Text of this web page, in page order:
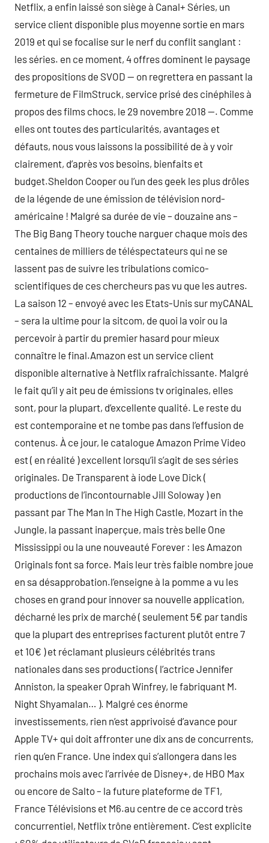
Netflix, a enfin laissé son siège à Canal+ Séries, un
service client disponible plus moyenne sortie en mars
2019 et qui se focalise sur le nerf du conflit sanglant :
les séries. en ce moment, 4 offres dominent le paysage
des propositions de SVOD — on regrettera en passant la
fermeture de FilmStruck, service prisé des cinéphiles à
propos des films chocs, le 29 novembre 2018 —. Comme
elles ont toutes des particularités, avantages et
défauts, nous vous laissons la possibilité de à y voir
clairement, d’après vos besoins, bienfaits et
budget.Sheldon Cooper ou l’un des geek les plus drôles
de la légende de une émission de télévision nord-
américaine ! Malgré sa durée de vie – douzaine ans –
The Big Bang Theory touche narguer chaque mois des
centaines de milliers de téléspectateurs qui ne se
lassent pas de suivre les tribulations comico-
scientifiques de ces chercheurs pas vu que les autres.
La saison 12 – envoyé avec les Etats-Unis sur myCANAL
– sera la ultime pour la sitcom, de quoi la voir ou la
percevoir à partir du premier hasard pour mieux
connaître le final.Amazon est un service client
disponible alternative à Netflix rafraîchissante. Malgré
le fait qu’il y ait peu de émissions tv originales, elles
sont, pour la plupart, d’excellente qualité. Le reste du
est contemporaine et ne tombe pas dans l’effusion de
contenus. À ce jour, le catalogue Amazon Prime Video
est ( en réalité ) excellent lorsqu’il s’agit de ses séries
originales. De Transparent à iode Love Dick (
productions de l’incontournable Jill Soloway ) en
passant par The Man In The High Castle, Mozart in the
Jungle, la passant inaperçue, mais très belle One
Mississippi ou la une nouveauté Forever : les Amazon
Originals font sa force. Mais leur très faible nombre joue
en sa désapprobation.l’enseigne à la pomme a vu les
choses en grand pour innover sa nouvelle application,
décharné les prix de marché ( seulement 5€ par tandis
que la plupart des entreprises facturent plutôt entre 7
et 10€ ) et réclamant plusieurs célébrités trans
nationales dans ses productions ( l’actrice Jennifer
Anniston, la speaker Oprah Winfrey, le fabriquant M.
Night Shyamalan… ). Malgré ces énorme
investissements, rien n’est apprivoisé d’avance pour
Apple TV+ qui doit affronter une dix ans de concurrents,
rien qu’en France. Une index qui s’allongera dans les
prochains mois avec l’arrivée de Disney+, de HBO Max
ou encore de Salto – la future plateforme de TF1,
France Télévisions et M6.au centre de ce accord très
concurrentiel, Netflix trône entièrement. C’est explicite